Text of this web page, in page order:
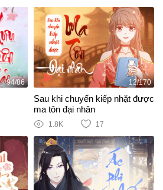
94/86 12/170
Sau khi chuyển kiếp nhặt được
ma tôn đại nhân
1.8K 17